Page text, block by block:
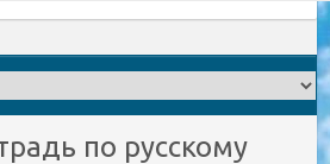
по русскому